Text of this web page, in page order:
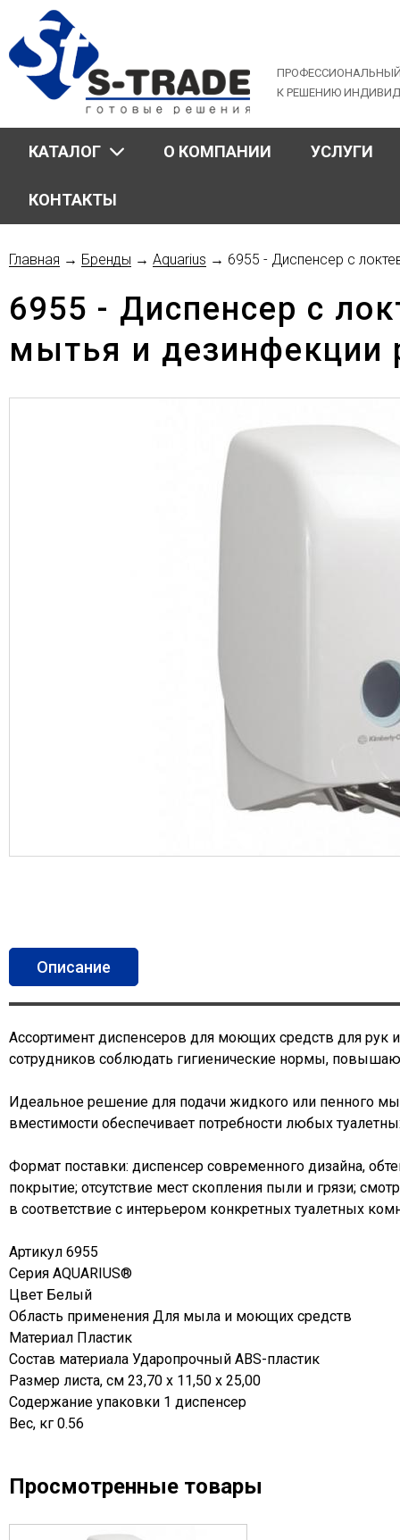
navigation
К РЕШЕНИЮ
КАТАЛОГ О КОМПАНИИ УСЛУГИ
КОНТАКТЫ
здесь
Главная → Бренды → Aquarius → 6955 - Диспенсер с
6955 - Диспенсер с
мытья и дезинфекции
Описание
Ассортимент диспенсеров для моющих средств для рук
сотрудников соблюдать гигиенические нормы,
Идеальное решение для подачи жидкого или пенного
вместимости обеспечивает потребности любых
Формат поставки: диспенсер современного дизайна,
покрытие; отсутствие мест скопления пыли и грязи;
в соответствие с интерьером конкретных туалетных
Артикул 6955
Серия AQUARIUS®
Цвет Белый
Область применения Для мыла и моющих средств
Материал Пластик
Состав материала Ударопрочный ABS-пластик
Размер листа, см 23,70 x 11,50 x 25,00
Содержание упаковки 1 диспенсер
Вес, кг 0.56
Просмотренные товары